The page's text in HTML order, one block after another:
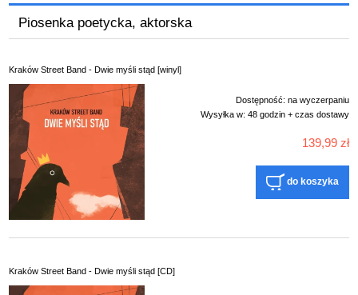
Piosenka poetycka, aktorska
Kraków Street Band - Dwie myśli stąd [winyl]
Dostępność: na wyczerpaniu
Wysyłka w: 48 godzin + czas dostawy
139,99 zł
do koszyka
Kraków Street Band - Dwie myśli stąd [CD]